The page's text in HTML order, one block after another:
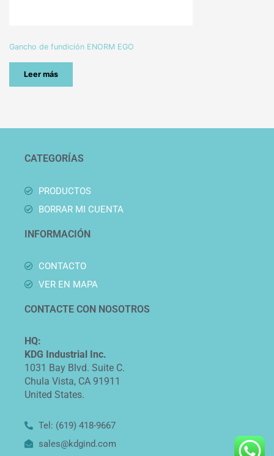
Gancho de fundición ENORM EGO
Leer más
CATEGORÍAS
PRODUCTOS
BORRAR MI CUENTA
INFORMACIÓN
CONTACTO
VER EN MAPA
CONTACTE CON NOSOTROS
HQ:
KDG Industrial Inc.
1031 Bay Blvd. Suite C.
Chula Vista, CA 91911
United States.
Tel: (619) 418-9667
sales@kdgind.com